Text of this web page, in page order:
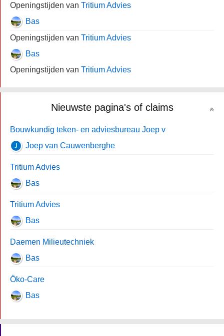
Openingstijden van Tritium Advies
Bas
Openingstijden van Tritium Advies
Bas
Openingstijden van Tritium Advies
Nieuwste pagina's of claims
Bouwkundig teken- en adviesbureau Joep v
Joep van Cauwenberghe
Tritium Advies
Bas
Tritium Advies
Bas
Daemen Milieutechniek
Bas
Öko-Care
Bas